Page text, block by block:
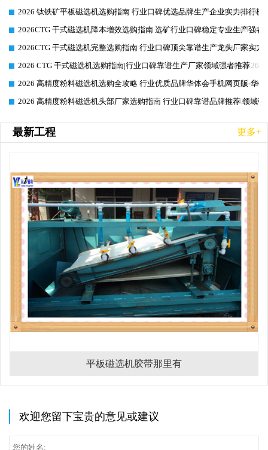
2026-06-26
2026 钛铁矿平板磁选机选购指南 行业口碑优选品牌生产企业实力排行榜
2026-06-26
2026CTG 干式磁选机降本增效选购指南 选矿行业口碑稳定专业生产强者
2026-06-26
2026CTG 干式磁选机完整选购指南 行业口碑顶尖靠谱生产龙头厂家实力
2026-06-26
2026 CTG 干式磁选机选购指南|行业口碑靠谱生产厂家领域强者推荐
2026-06-26
2026 高精度粉料磁选机选购全攻略 行业优质品牌华体会手机网页版-华
2026-06-26
2026 高精度粉料磁选机头部厂家选购指南 行业口碑靠谱品牌推荐 领域
最新工程 更多+
平板磁选机胶带那里有
欢迎您留下宝贵的意见或建议